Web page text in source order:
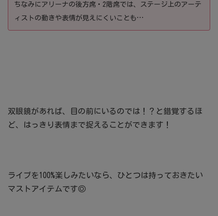
ちなみにアリーナの後方席・2階席では、ステージ上のアーテ
ィストの動きや表情が見えにくいことも…
双眼鏡があれば、目の前にいるのでは！？と錯覚するほ
ど、はっきり表情まで捉えることができます！
ライブを100%楽しみたいなら、ひとつは持っておきたい
マストアイテムです◎